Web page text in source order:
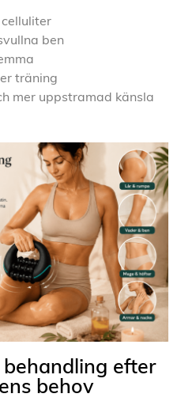
ben
träning
mer uppstramad känsla
efter
behov